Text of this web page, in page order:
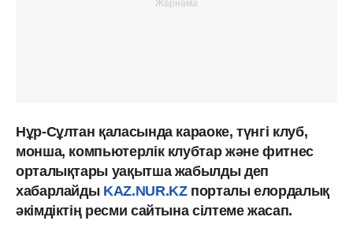
Нұр-Сұлтан қаласында караоке, түнгі клуб,
монша, компьютерлік клубтар және фитнес
орталықтары уақытша жабылды деп
хабарлайды KAZ.NUR.KZпорталы елордалық
әкімдіктің ресми сайтына сілтеме жасап.